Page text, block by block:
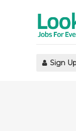
Sign